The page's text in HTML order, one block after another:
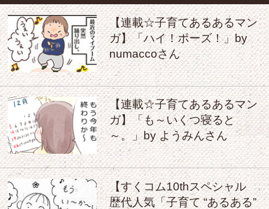
【連載☆子育てあるあるマン
ガ】「ハイ！ポーズ！」by
numaccoさん
【連載☆子育てあるあるマン
ガ】「も～いくつ寝ると
～。」by ようみんさん
【すくコム10thスペシャル
歴代人気「子育て “あるある”